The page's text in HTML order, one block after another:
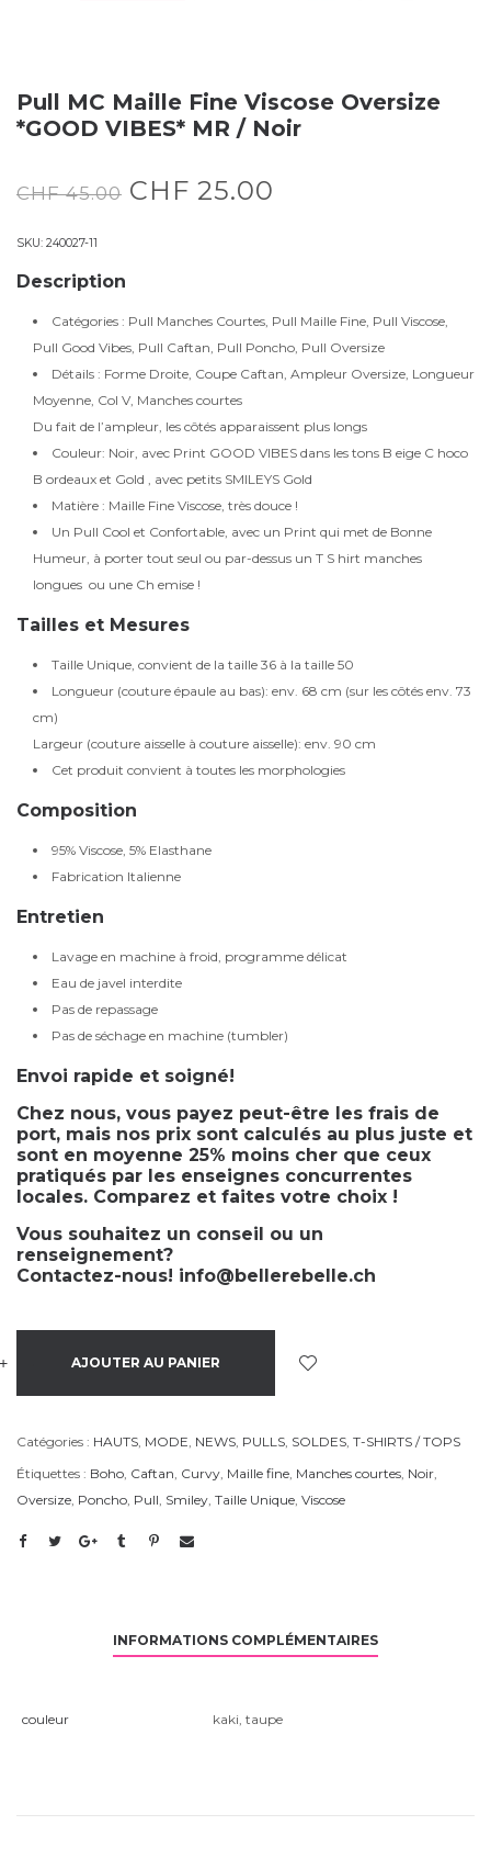
Pull MC Maille Fine Viscose Oversize
*GOOD VIBES* MR / Noir
CHF45.00 CHF 25.00
SKU: 240027-11
Description
Catégories : Pull Manches Courtes, Pull Maille Fine, Pull Viscose,
Pull Good Vibes, Pull Caftan, Pull Poncho, Pull Oversize
Détails : Forme Droite, Coupe Caftan, Ampleur Oversize, Longueur
Moyenne, Col V, Manches courtes
Du fait de l’ampleur, les côtés apparaissent plus longs
Couleur: Noir, avec Print GOOD VIBES dans les tons B eige C hoco
B ordeaux et Gold , avec petits SMILEYS Gold
Matière : Maille Fine Viscose, très douce !
Un Pull Cool et Confortable, avec un Print qui met de Bonne
Humeur, à porter tout seul ou par-dessus un T S hirt manches
longues ou une Ch emise !
Tailles et Mesures
Taille Unique, convient de la taille 36 à la taille 50
Longueur (couture épaule au bas): env. 68 cm (sur les côtés env. 73
cm)
Largeur (couture aisselle à couture aisselle): env. 90 cm
Cet produit convient à toutes les morphologies
Composition
95% Viscose, 5% Elasthane
Fabrication Italienne
Entretien
Lavage en machine à froid, programme délicat
Eau de javel interdite
Pas de repassage
Pas de séchage en machine (tumbler)
Envoi rapide et soigné!
Chez nous, vous payez peut-être les frais de
port, mais nos prix sont calculés au plus juste et
sont en moyenne 25% moins cher que ceux
pratiqués par les enseignes concurrentes
locales. Comparez et faites votre choix !
Vous souhaitez un conseil ou un
renseignement?
Contactez-nous! info@bellerebelle.ch
+ AJOUTER AU PANIER
Catégories : HAUTS, MODE, NEWS, PULLS, SOLDES, T-SHIRTS / TOPS
Étiquettes : Boho, Caftan, Curvy, Maille fine, Manches courtes, Noir,
Oversize, Poncho, Pull, Smiley, Taille Unique, Viscose
INFORMATIONS COMPLÉMENTAIRES
couleur kaki, taupe